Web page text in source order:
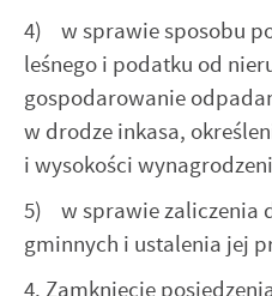
4) w sprawie sposobu
leśnego i podatku od
gospodarowanie
w drodze inkasa,
i wysokości
5) w sprawie zaliczenia
gminnych i ustalenia jej
4. Zamknięcie